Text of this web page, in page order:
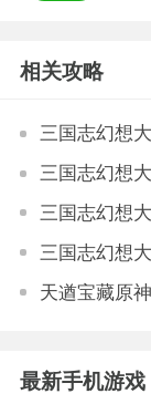
相关攻略
天遒宝藏原
最新手机游戏